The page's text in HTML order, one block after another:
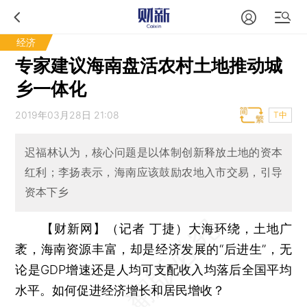
经济
专家建议海南盘活农村土地推动城
乡一体化
2019年03月28日 21:08 T中
迟福林认为，核心问题是以体制创新释放土地的资本
红利；李扬表示，海南应该鼓励农地入市交易，引导
资本下乡
【财新网】（记者 丁捷） 大海环绕，土地广
袤，海南资源丰富，却是经济发展的“后进生”，无
论是GDP增速还是人均可支配收入均落后全国平均
水平。如何促进经济增长和居民增收？